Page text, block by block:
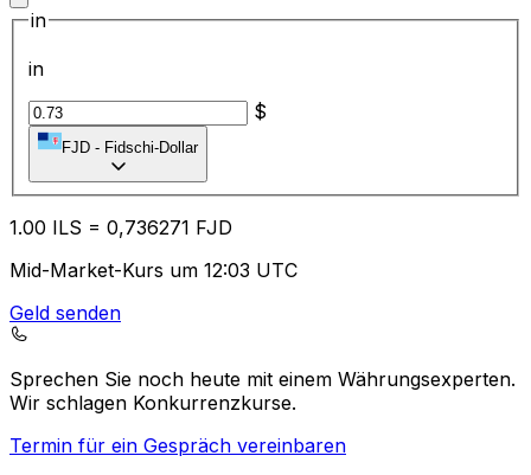
in
in
$
FJD - Fidschi-Dollar
1.00 ILS = 0,736271 FJD
Mid-Market-Kurs um 12:03 UTC
Geld senden
Sprechen Sie noch heute mit einem Währungsexperten.
Wir schlagen Konkurrenzkurse.
Termin für ein Gespräch vereinbaren